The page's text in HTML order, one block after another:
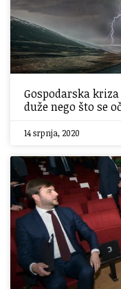
Gospodarska
duže nego što se
14 srpnja, 2020